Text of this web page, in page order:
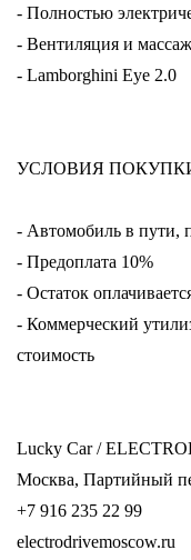
- Полностью
- Вентиляция и
- Lamborghini Eye 2.0
УСЛОВИЯ
- Автомобиль в пути,
- Предоплата 10%
- Остаток
- Коммерческий
стоимость
Lucky Car /
Москва, Партийный
+7 916 235 22 99
electrodrivemoscow.ru